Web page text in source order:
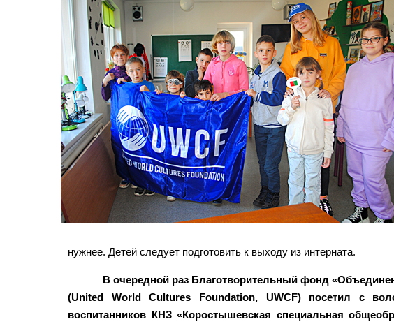
нужнее. Детей следует подготовить к выходу из интерната.
В очередной раз Благотворительный фонд
(United World Cultures Foundation, UWCF) посетил с
воспитанников КНЗ «Коростышевская специальная